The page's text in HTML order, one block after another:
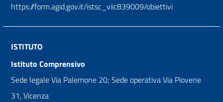
https://form.agid.gov.it/istsc_viic839009/obiettivi
ISTITUTO
Istituto Comprensivo
Sede legale Via Palemone 20; Sede operativa Via Piovene
31, Vicenza